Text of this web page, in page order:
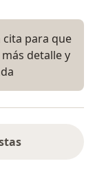
para que
detalle y